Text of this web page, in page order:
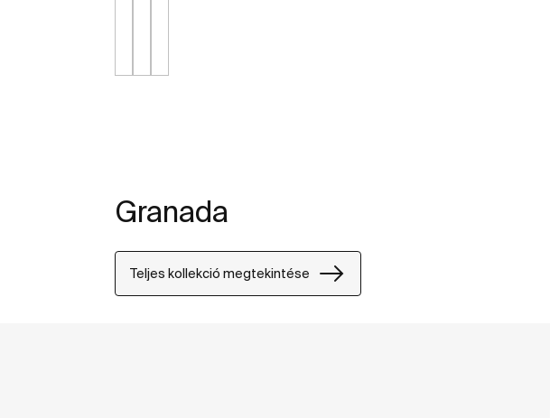
Granada
Teljes kollekció megtekintése